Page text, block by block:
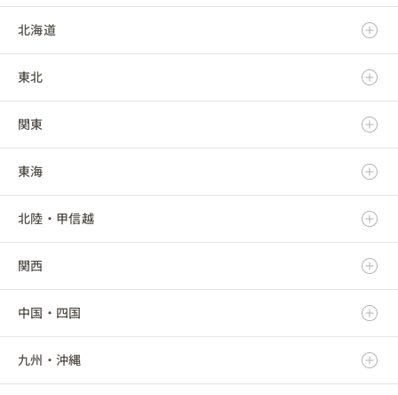
北海道
北海道
東北
青森県
岩手県
宮城県
秋田県
山形県
福島県
関東
茨城県
栃木県
群馬県
埼玉県
千葉県
東海
岐阜県
静岡県
愛知県
三重県
北陸・甲信越
新潟県
富山県
石川県
関西
滋賀県
京都府
中国・四国
鳥取県
九州・沖縄